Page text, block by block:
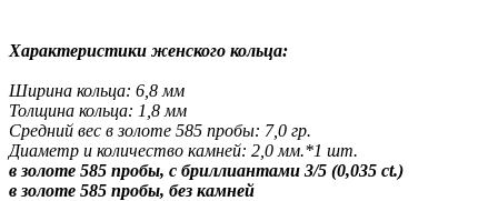
Характеристики женского кольца:
Ширина кольца: 6,8 мм
Толщина кольца: 1,8 мм
Средний вес в золоте 585 пробы: 7,0 гр.
Диаметр и количество камней: 2,0 мм.*1 шт.
в золоте 585 пробы, с бриллиантами 3/5 (0,035 ct.)
в золоте 585 пробы, без камней